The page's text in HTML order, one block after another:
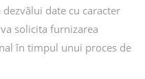
date cu caracter
solicita furnizarea
în timpul unui proces de